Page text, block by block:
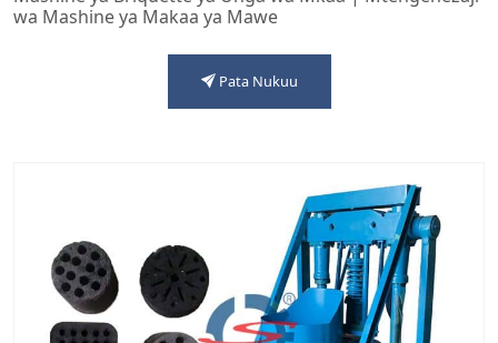
wa Mashine ya Makaa ya Mawe
Pata Nukuu